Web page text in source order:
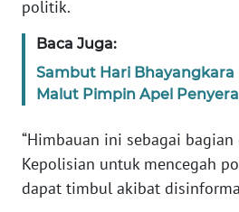
politik.
Baca Juga:
Sambut Hari Bhayangkara
Malut Pimpin Apel
“Himbauan ini sebagai
Kepolisian untuk mencegah
dapat timbul akibat
WN
JABAR
BANTEN
WN
NTT